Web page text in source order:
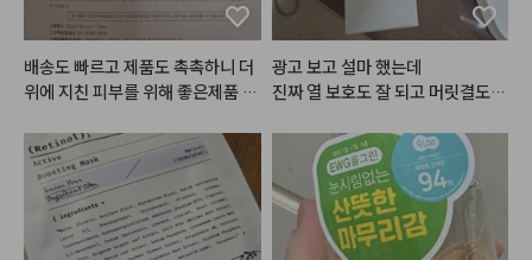
씻을 때도 시원한데 씻고나서 차가
운 바람으로 말리면
두피 모공 까지 바람 타고 들어오는
손잡이가 없어서 아쉽진 않을까 했
는데, 오히려 손 안에 들어가서 더
좋음.
배송도 빠르고 제품도 촉촉하니 더
위에 지친 피부를 위해 좋은제품 같
광고 보고 설마 했는데
진짜 열 보호도 잘 되고 머릿결도
반짝반짝!
더 열심히 발라보겠습니다!!